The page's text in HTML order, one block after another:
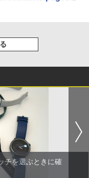
チを選ぶときに確